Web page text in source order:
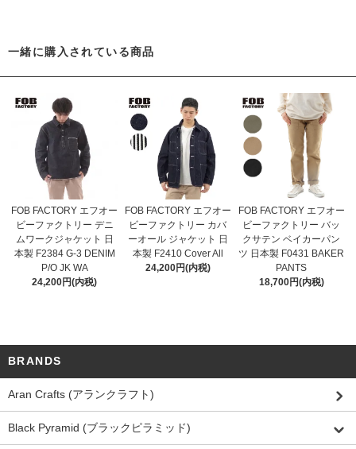
一緒に購入されている商品
FOB FACTORY エフオー
ビーファクトリー デニ
ムワークジャケット 日
本製 F2384 G-3 DENIM
P/O JK WA
24,200円(内税)
FOB FACTORY エフオー
ビーファクトリー カバ
ーオール ジャケット 日
本製 F2410 Cover All
24,200円(内税)
FOB FACTORY エフオー
ビーファクトリー バッ
クサテン ベイカーパン
ツ 日本製 F0431 BAKER
PANTS
18,700円(内税)
BRANDS
Aran Crafts (アランクラフト)
Black Pyramid (ブラックピラミッド)